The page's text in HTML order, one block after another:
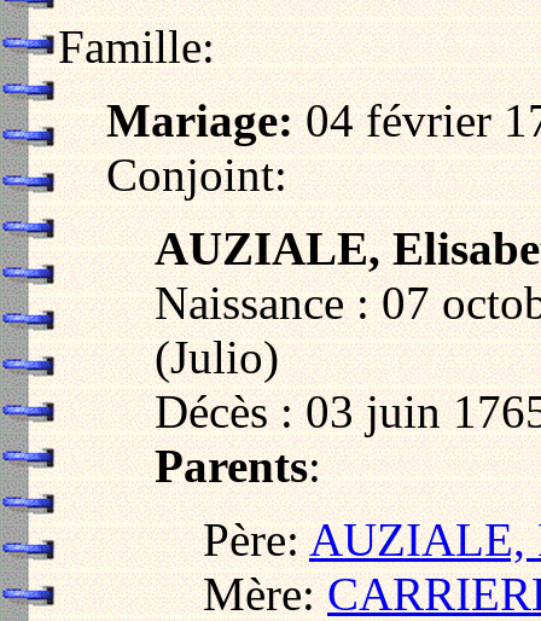
Famille:
Mariage:04 février
Conjoint:
AUZIALE,
Naissance : 07
(Julio)
Décès : 03 juin
Parents:
Père:AUZIALE,
Mère: